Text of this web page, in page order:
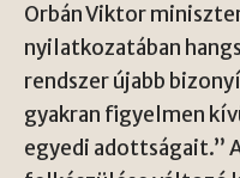
Orbán Viktor
nyilatkozatában
rendszer újabb
gyakran figyelmen
egyedi adottságait.”